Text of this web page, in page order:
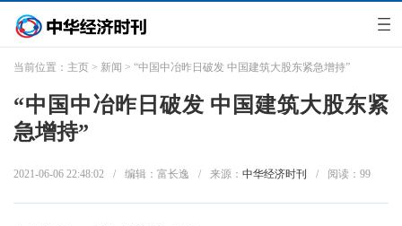
当前位置： 主页 > 新闻 > “中国中冶昨日破发 中国建筑大股东紧急增持”
“中国中冶昨日破发 中国建筑大股东紧
急增持”
2021-06-06 22:48:02 / 编辑：富长逸 / 来源： 中华经济时刊 / 阅读： 99